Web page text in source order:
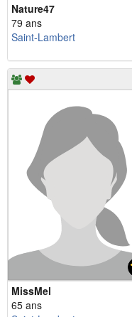
Nature47
79 ans
Saint-Lambert
MissMel
65 ans